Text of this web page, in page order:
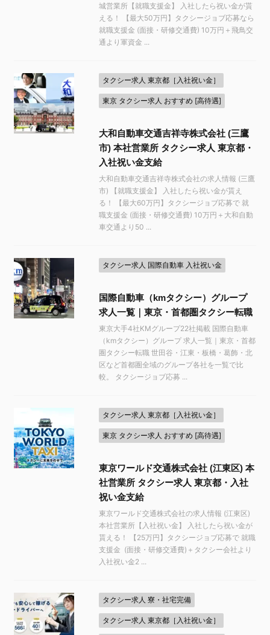
城営業所【就職支援金】 入社したら祝い金が貰
える！ 【最大50万円】タクシージョブ応募なら
就職支援金 (面接・研修交通費) 10万円＋飛鳥交
通より軍資金 ...
タクシー求人 東京都［入社祝い金］
東京 タクシー求人 おすすめ [高待遇]
大和自動車交通吉祥寺株式会社 (三鷹
市) 本社営業所 タクシー求人 東京都・
入社祝い金支給
大和自動車交通吉祥寺株式会社の求人情報 (三鷹
市) 【就職支援金】 入社したら祝い金が貰え
る！ 【最大60万円】タクシージョブ応募で 就
職支援金 (面接・研修交通費) 10万円＋大和自動
車交通より50 ...
タクシー求人 国際自動車 入社祝い金
国際自動車（kmタクシー）グループ
求人一覧｜東京・首都圏タクシー転職
東京大手4社KMグループ22社掲載 国際自動車
（kmタクシー）グループ 求人一覧｜東京・首都
圏タクシー転職 世田谷・江東・板橋・葛飾・北
区など首都圏全域のグループ各社を一覧で比
較。 タクシージョブ応募 ...
タクシー求人 東京都［入社祝い金］
東京 タクシー求人 おすすめ [高待遇]
東京ワールド交通株式会社 (江東区) 本
社営業所 タクシー求人 東京都・入社
祝い金支給
東京ワールド交通株式会社の求人情報 (江東区)
本社営業所【入社祝い金】 入社したら祝い金が
貰える！ 【25万円】タクシージョブ応募で 就職
支援金 (面接・研修交通費)＋タクシー会社より
入社祝い金2 ...
タクシー求人 寮・社宅完備
タクシー求人 東京都［入社祝い金］